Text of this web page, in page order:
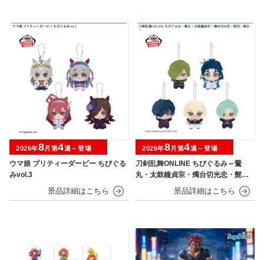
ウマ娘 プリティーダービー ちびぐる
みvol.3
2026年8月第4週～登場
刀剣乱舞ONLINE ちびぐるみ～鶯
丸・太鼓鐘貞宗・燭台切光忠・髭
2026年8月第4週～登場